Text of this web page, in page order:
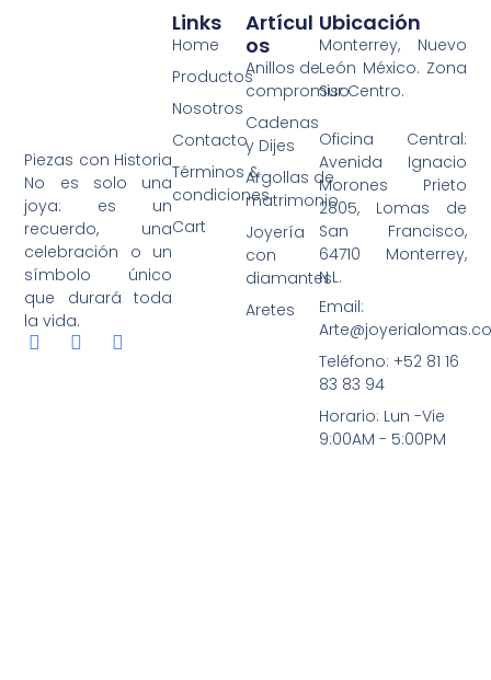
Piezas con Historia
No es solo una
joya: es un
recuerdo, una
celebración o un
símbolo único
que durará toda
la vida.
Artícul
Os
Anillos de
compromiso
Cadenas
y Dijes
Argollas de
matrimonio
Joyería
con
diamantes
Aretes
Links
Home
Productos
Nosotros
Contacto
Términos &
condiciones
Cart
Ubicación
Monterrey, Nuevo
León México. Zona
Sur Centro.
Oficina Central:
Avenida Ignacio
Morones Prieto
2805, Lomas de
San Francisco,
64710 Monterrey,
N.L.
Email:
Teléfono: +52 81 16
83 83 94
Horario: Lun -Vie
9:00AM - 5:00PM